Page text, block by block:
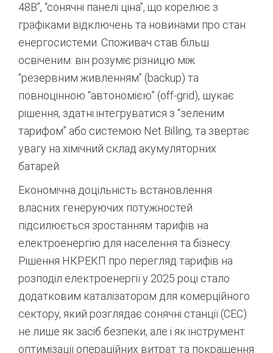
48В”, “сонячні панелі ціна”, що корелює з
графіками відключень та новинами про стан
енергосистеми. Споживач став більш
освіченим: він розуміє різницю між
“резервним живленням” (backup) та
повноцінною “автономією” (off-grid), шукає
рішення, здатні інтегруватися з “зеленим
тарифом” або системою Net Billing, та звертає
увагу на хімічний склад акумуляторних
батарей.
Економічна доцільність встановлення
власних генеруючих потужностей
підсилюється зростанням тарифів на
електроенергію для населення та бізнесу.
Рішення НКРЕКП про перегляд тарифів на
розподіл електроенергії у 2025 році стало
додатковим каталізатором для комерційного
сектору, який розглядає сонячні станції (СЕС)
не лише як засіб безпеки, але і як інструмент
оптимізації операційних витрат та покращення